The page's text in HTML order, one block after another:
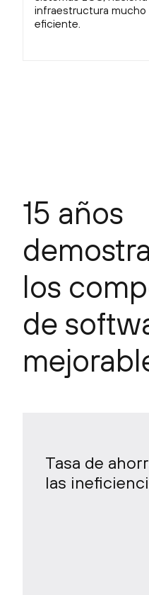
infraestructura mucho
eficiente.
15 años
los
de
Tasa de
las